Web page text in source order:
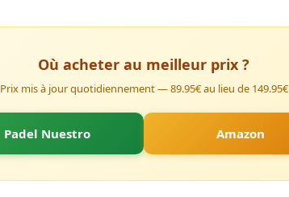
Où acheter au meilleur prix ?
Prix mis à jour quotidiennement — 89.95€ au lieu de 149.95€
Padel Nuestro Amazon